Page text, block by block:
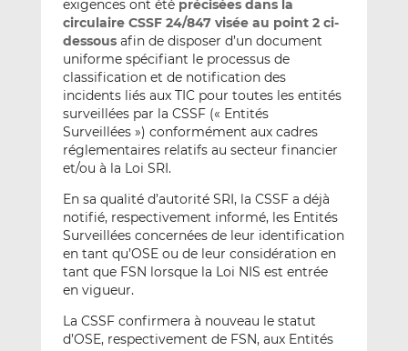
exigences ont été précisées dans la
circulaire CSSF 24/847 visée au point 2 ci-
dessousafin de disposer d’un document
uniforme spécifiant le processus de
classification et de notification des
incidents liés aux TIC pour toutes les entités
surveillées par la CSSF (« Entités
Surveillées ») conformément aux cadres
réglementaires relatifs au secteur financier
et/ou à la Loi SRI.
En sa qualité d’autorité SRI, la CSSF a déjà
notifié, respectivement informé, les Entités
Surveillées concernées de leur identification
en tant qu’OSE ou de leur considération en
tant que FSN lorsque la Loi NIS est entrée
en vigueur.
La CSSF confirmera à nouveau le statut
d’OSE, respectivement de FSN, aux Entités